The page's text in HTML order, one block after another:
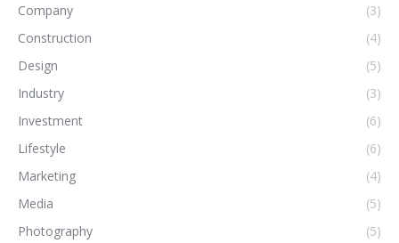
Company
(3)
Construction
(4)
Design
(5)
Industry
(3)
Investment
(6)
Lifestyle
(6)
Marketing
(4)
Media
(5)
Photography
(5)